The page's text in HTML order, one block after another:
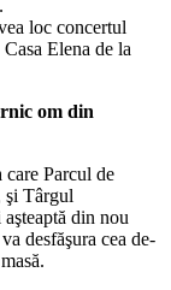
loc concertul
Elena de la
om din
care Parcul de
şi Târgul
din nou
desfăşura cea de-